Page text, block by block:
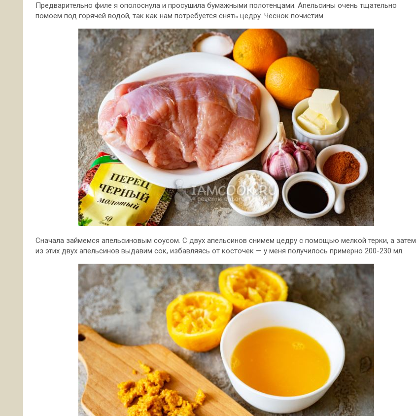
Предварительно филе я ополоснула и просушила бумажными полотенцами. Апельсины очень тщательно
помоем под горячей водой, так как нам потребуется снять цедру. Чеснок почистим.
Сначала займемся апельсиновым соусом. С двух апельсинов снимем цедру с помощью мелкой терки, а затем
из этих двух апельсинов выдавим сок, избавляясь от косточек — у меня получилось примерно 200-230 мл.